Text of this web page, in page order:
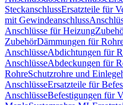
SteckanschlussErsatzteile für
mit Gewindeanschluss
Anschlüsse für Heizung
ZubehörDämmungen für
AnschlüsseAbdichtungen für
AnschlüsseAbdeckungen für
RohreSchutzrohre und
AnschlüsseErsatzteile für
AnschlüsseBefestigungen für